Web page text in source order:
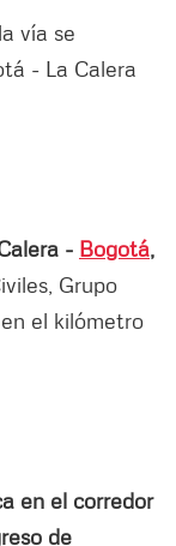
vía se
- La Calera
- Bogotá,
Grupo
el kilómetro
en el corredor
de